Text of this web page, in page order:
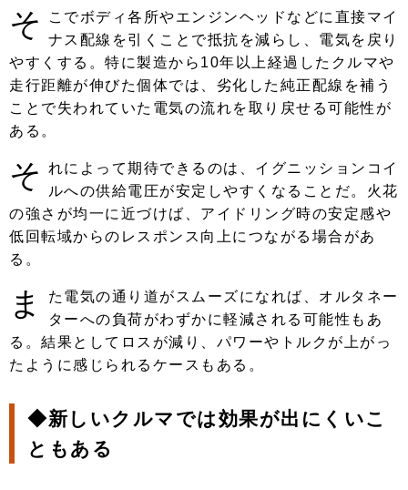
そ
こでボディ各所やエンジンヘッドなどに直接マイ
ナス配線を引くことで抵抗を減らし、電気を戻り
やすくする。特に製造から10年以上経過したクルマや
走行距離が伸びた個体では、劣化した純正配線を補う
ことで失われていた電気の流れを取り戻せる可能性が
ある。
そ
れによって期待できるのは、イグニッションコイ
ルへの供給電圧が安定しやすくなることだ。火花
の強さが均一に近づけば、アイドリング時の安定感や
低回転域からのレスポンス向上につながる場合があ
る。
ま
た電気の通り道がスムーズになれば、オルタネー
ターへの負荷がわずかに軽減される可能性もあ
る。結果としてロスが減り、パワーやトルクが上がっ
たように感じられるケースもある。
◆新しいクルマでは効果が出にくいこ
ともある